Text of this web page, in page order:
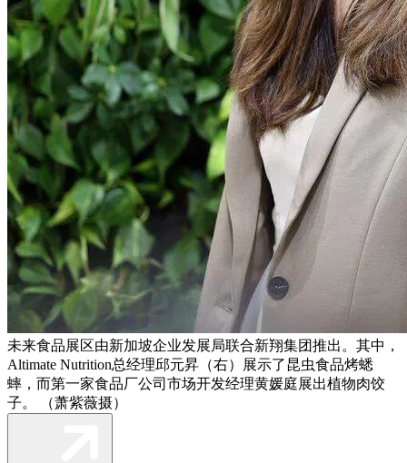
未来食品展区由新加坡企业发展局联合新翔集团推出。其中，
Altimate Nutrition总经理邱元昇（右）展示了昆虫食品烤蟋
蟀，而第一家食品厂公司市场开发经理黄媛庭展出植物肉饺
子。 （萧紫薇摄）